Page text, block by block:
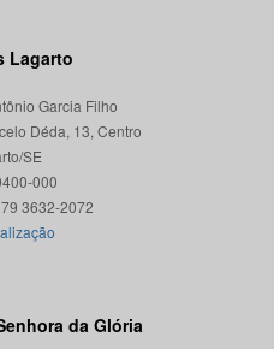
Lagarto
Garcia Filho
Déda, 13, Centro
SE
000
da Glória